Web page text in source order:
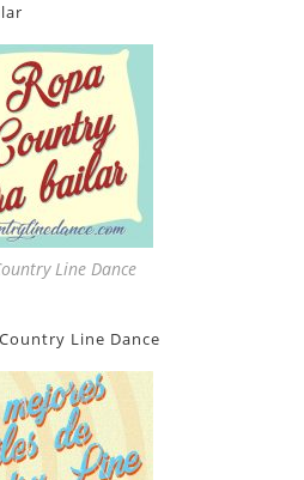
Line Dance
Line Dance